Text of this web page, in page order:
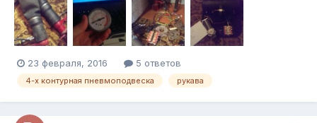
23 февраля, 2016 5 ответов
4-х контурная пневмоподвеска рукава